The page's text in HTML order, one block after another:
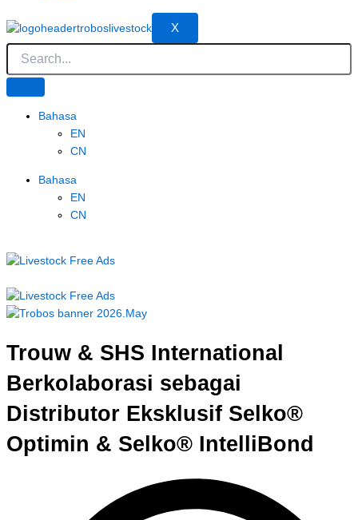
X
Bahasa
EN
CN
Bahasa
EN
CN
Trouw & SHS International
Berkolaborasi sebagai
Distributor Eksklusif Selko®
Optimin & Selko® IntelliBond